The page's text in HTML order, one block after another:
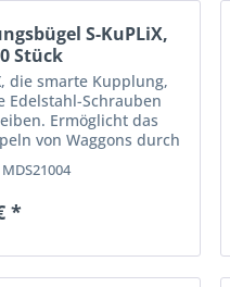
S-KuPLiX,
Stück
die smarte Kupplung,
Edelstahl-Schrauben
Ermöglicht das
von Waggons durch
Gefertigt aus
Farbe grau. 10...
MDS21004
*